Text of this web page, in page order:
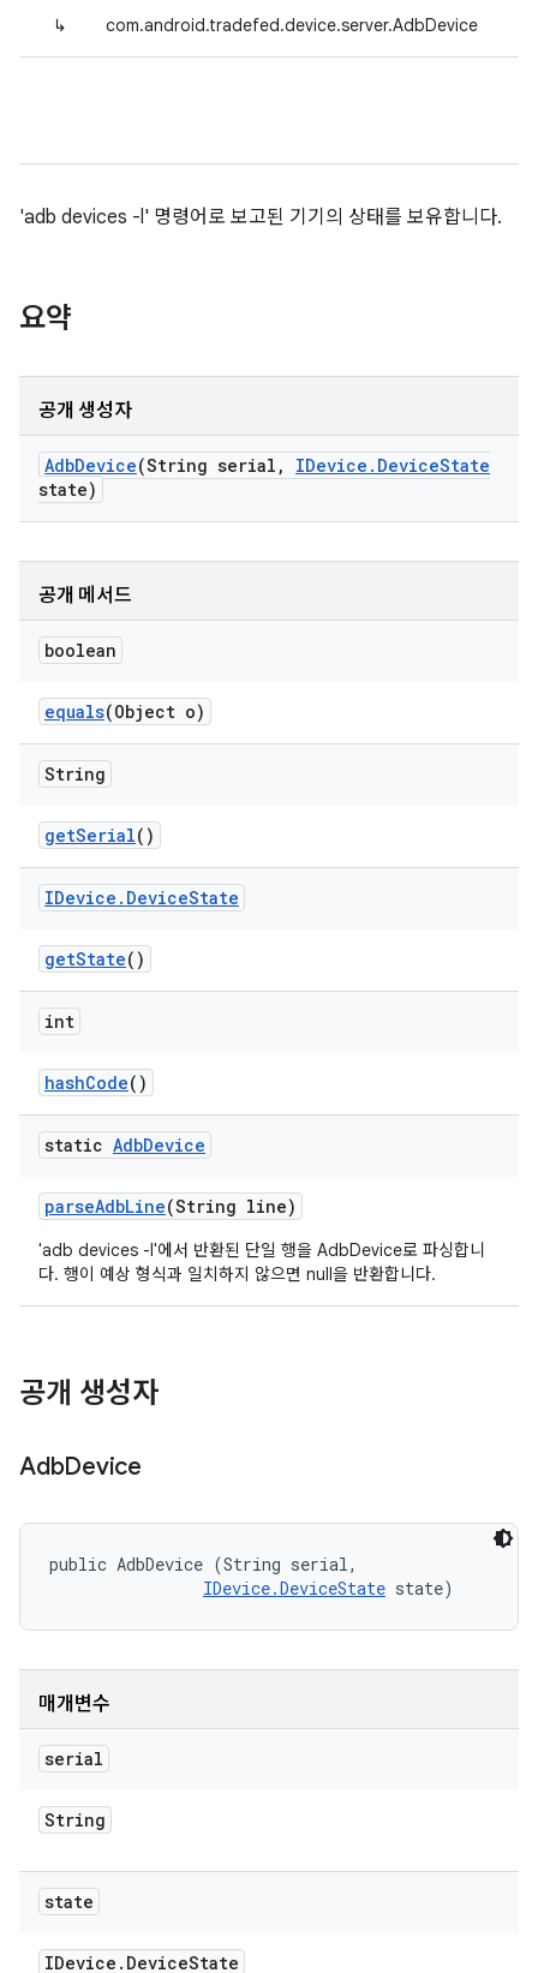
↳ com.android.tradefed.device.server.AdbDevice
'adb devices -l' 명령어로 보고된 기기의 상태를 보유합니다.
요약
공개 생성자
AdbDevice(String serial , IDevice . DeviceState
state)
공개 메서드
boolean
equals(Object o)
String
getSerial()
IDevice . DeviceState
getState()
int
hashCode()
static AdbDevice
parseAdbLine(String line)
'adb devices -l'에서 반환된 단일 행을 AdbDevice로 파싱합니
다. 행이 예상 형식과 일치하지 않으면 null을 반환합니다.
공개 생성자
AdbDevice
public AdbDevice (String serial,
IDevice.DeviceState state)
매개변수
serial
String
state
IDevice . DeviceState